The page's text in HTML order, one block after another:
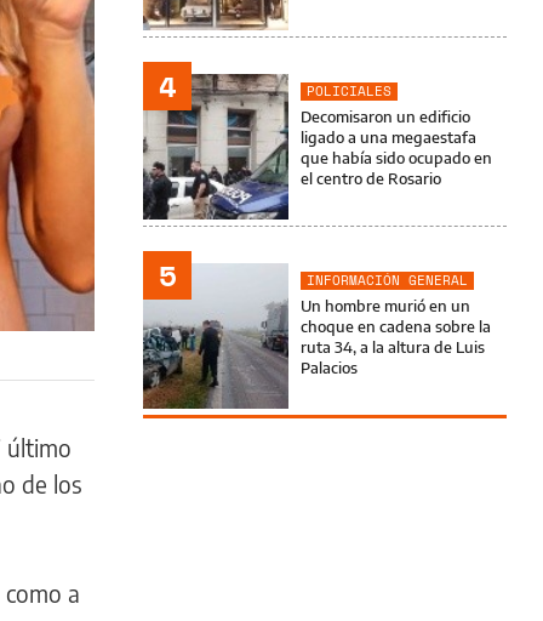
último
de los
como a
4
POLICIALES
Decomisaron un edificio
ligado a una megaestafa
que había sido ocupado en
el centro de Rosario
5
INFORMACIÓN GENERAL
Un hombre murió en un
choque en cadena sobre la
ruta 34, a la altura de Luis
Palacios